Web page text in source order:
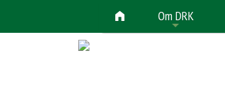
Om DRK